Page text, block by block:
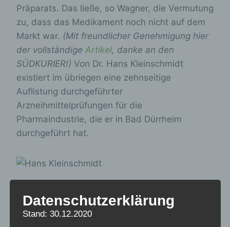
Präparats. Das ließe, so Wagner, die Vermutung
zu, dass das Medikament noch nicht auf dem
Markt war. (Mit freundlicher Genehmigung hier
der vollständige Artikel, danke an den
SÜDKURIER!) Von Dr. Hans Kleinschmidt
existiert im übriegen eine zehnseitige
Auflistung durchgeführter
Arzneihmittelprüfungen für die
Pharmaindustrie, die er in Bad Dürrheim
durchgeführt hat.
Datenschutzerklärung
Stand: 30.12.2020